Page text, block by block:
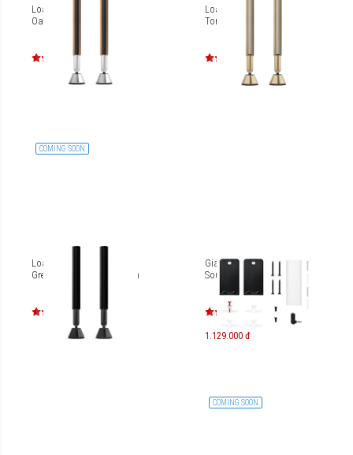
Loa B&O Beolab 28 Light
Oak Edition
Loa B&O Beolab 28 Gold
Tone Edition
COMING SOON
Loa B&O Beolab 28
Grey/Grey Mélange Edition
Giá đỡ gắn tường Bose
Soundbar
1.129.000 đ
COMING SOON